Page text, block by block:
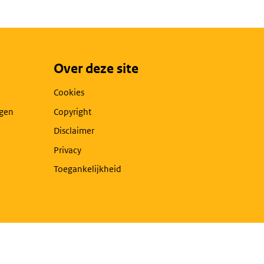
Over deze site
Cookies
Copyright
Disclaimer
Privacy
Toegankelijkheid